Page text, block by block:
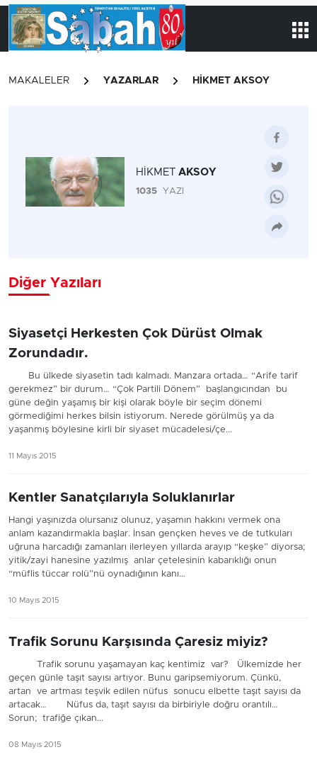
MAKALELER YAZARLAR HİKMET AKSOY
HİKMET AKSOY
1035 YAZI
Diğer Yazıları
Siyasetçi Herkesten Çok Dürüst Olmak
Zorundadır.
Bu ülkede siyasetin tadı kalmadı. Manzara ortada… “Arife tarif
gerekmez” bir durum… “Çok Partili Dönem” başlangıcından bu
güne değin yaşamış bir kişi olarak böyle bir seçim dönemi
görmediğimi herkes bilsin istiyorum. Nerede görülmüş ya da
yaşanmış böylesine kirli bir siyaset mücadelesi/çe...
11 Mayıs 2015
Kentler Sanatçılarıyla Soluklanırlar
Hangi yaşınızda olursanız olunuz, yaşamın hakkını vermek ona
anlam kazandırmakla başlar. İnsan gençken heves ve de tutkuları
uğruna harcadığı zamanları ilerleyen yıllarda arayıp “keşke” diyorsa;
yitik/zayi hanesine yazılmış anlar çetelesinin kabarıklığı onun
“müflis tüccar rolü”nü oynadığının kanı...
10 Mayıs 2015
Trafik Sorunu Karşısında Çaresiz miyiz?
Trafik sorunu yaşamayan kaç kentimiz var? Ülkemizde her
geçen günle taşıt sayısı artıyor. Bunu garipsemiyorum. Çünkü,
artan ve artması teşvik edilen nüfus sonucu elbette taşıt sayısı da
artacak… Nüfus da, taşıt sayısı da birbiriyle doğru orantılı…
Sorun; trafiğe çıkan...
08 Mayıs 2015